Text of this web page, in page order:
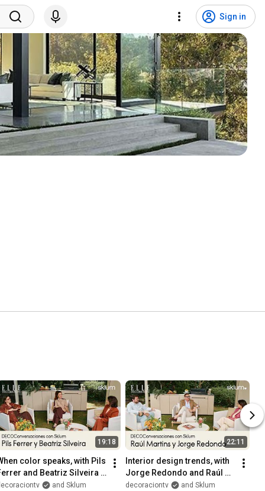
Sign in
19:18
color speaks, with Pils
and Beatriz Silveira |
with
and Sklum
22:11
Interior design trends, with
Jorge Redondo and Raúl
Martins |
decoraciontv
and Sklum